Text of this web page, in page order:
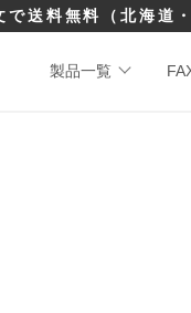
送料無料 （北海道
製品一覧